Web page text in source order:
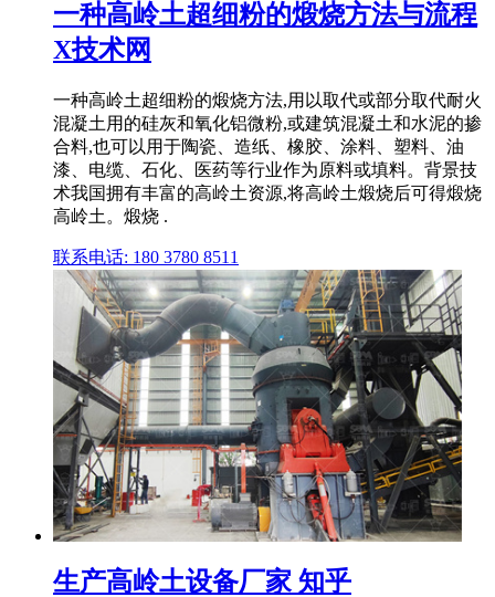
一种高岭土超细粉的煅烧方法与流程
X技术网
一种高岭土超细粉的煅烧方法,用以取代或部分取代耐火
混凝土用的硅灰和氧化铝微粉,或建筑混凝土和水泥的掺
合料,也可以用于陶瓷、造纸、橡胶、涂料、塑料、油
漆、电缆、石化、医药等行业作为原料或填料。背景技
术我国拥有丰富的高岭土资源,将高岭土煅烧后可得煅烧
高岭土。煅烧 .
联系电话: 180 3780 8511
生产高岭土设备厂家 知乎